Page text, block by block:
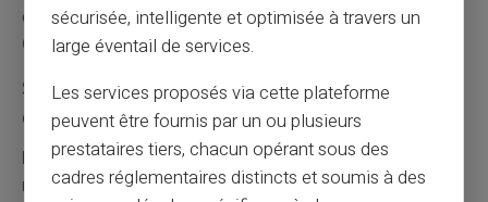
découvert. Elle donne le temps de trouver une solution.
Cette flexibilité offre des options supplémentaires.
Stratégie 7 : Développer des revenus
complémentaires
Les revenus supplémentaires augmentent votre
marge de sécurité.Ces ressources additionnelles
sécurisée, intelligente et optimisée à travers un
large éventail de services.
Les services proposés via cette plateforme
peuvent être fournis par un ou plusieurs
prestataires tiers, chacun opérant sous des
cadres réglementaires distincts et soumis à des